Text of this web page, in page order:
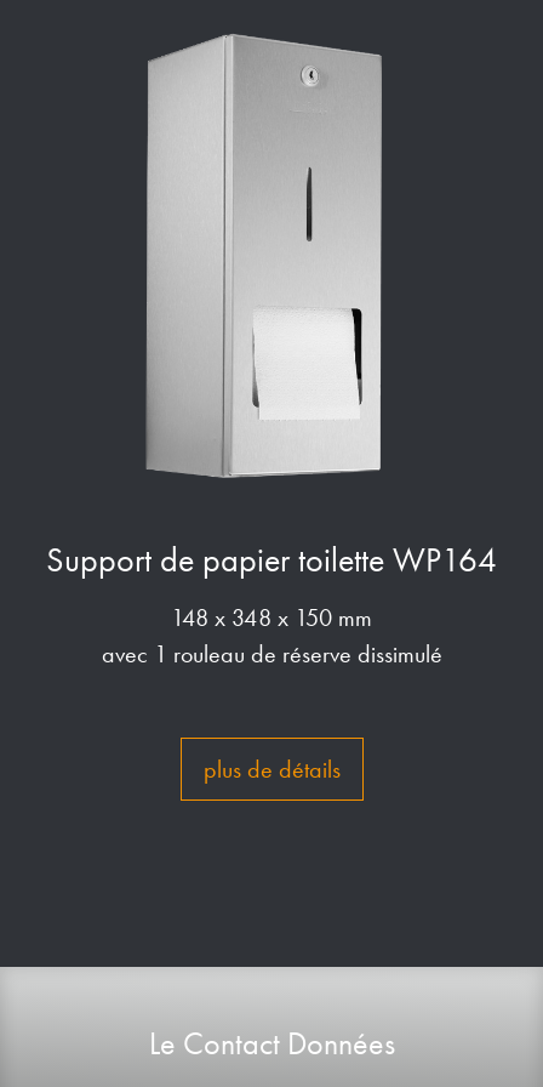
Support de papier toilette WP164
148 x 348 x 150 mm
avec 1 rouleau de réserve dissimulé
plus de détails
Le Contact Données